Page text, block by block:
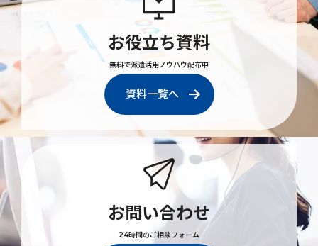
お役立ち資料
無料で派遣活用ノウハウ配布中
資料一覧へ
お問い合わせ
24時間のご相談フォーム